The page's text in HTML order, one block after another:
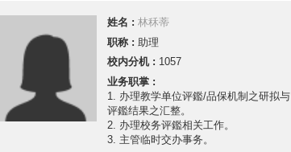
姓名 :林秝蒂
职称 : 助理
校内分机 : 1057
业务职掌 :
1. 办理教学单位评鑑/品保机制之研拟与
评鑑结果之汇整。
2. 办理校务评鑑相关工作。
3. 主管临时交办事务。